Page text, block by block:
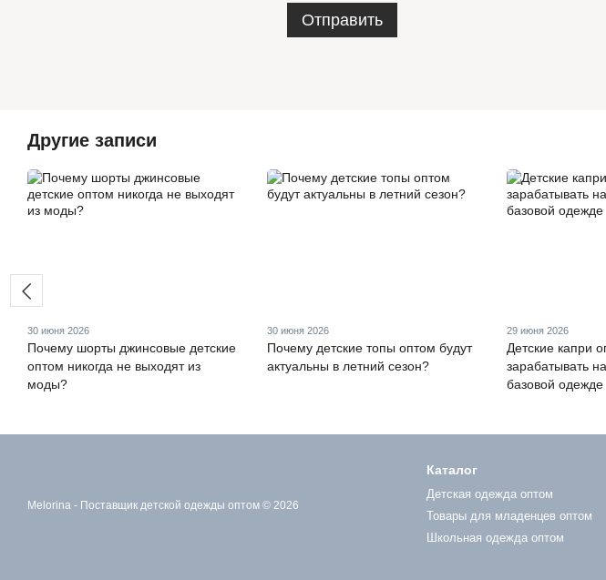
Отправить
Другие записи
30 июня 2026
Почему шорты джинсовые детские
оптом никогда не выходят из
моды?
30 июня 2026
Почему детские топы оптом будут
актуальны в летний сезон?
29 июня 2026
Детские капри
зарабатывать
базовой одежде
Melorina - Поставщик детской одежды оптом © 2026
Каталог
Детская одежда оптом
Товары для младенцев оптом
Школьная одежда оптом